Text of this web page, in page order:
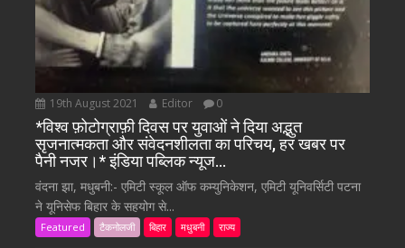
19th August 2021 Editor 0
*विश्व फ़ोटोग्राफ़ी दिवस पर युवाओं ने दिया अद्भुत
सृजनात्मकता और संवेदनशीलता का परिचय, हर खबर पर
पैनी नजर।* इंडिया पब्लिक न्यूज…
वंदना झा, मधुबनी:- एमिटी स्कूल ऑफ कम्युनिकेशन, एमिटी यूनिवर्सिटी पटना
ने यूनिसेफ बिहार के सहयोग से...
Featured टैकनोलजी बिहार मधुबनी राज्य